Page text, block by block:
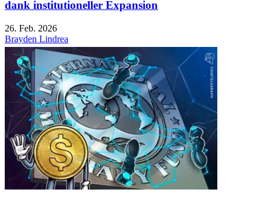
dank institutioneller Expansion
26. Feb. 2026
Brayden Lindrea